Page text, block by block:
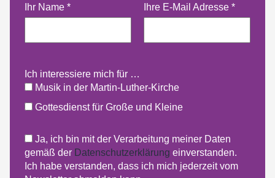
Ihr Name * Ihre E-Mail Adresse *
Ich interessiere mich für …
Musik in der Martin-Luther-Kirche
Gottesdienst für Große und Kleine
Ja, ich bin mit der Verarbeitung meiner Daten
gemäß der Datenschutzerklärung einverstanden.
Ich habe verstanden, dass ich mich jederzeit vom